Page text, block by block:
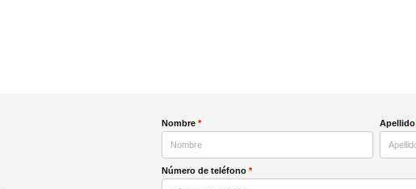
Nombre * Apellido
Número de teléfono *